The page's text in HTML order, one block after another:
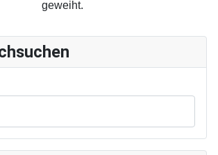
geweiht.